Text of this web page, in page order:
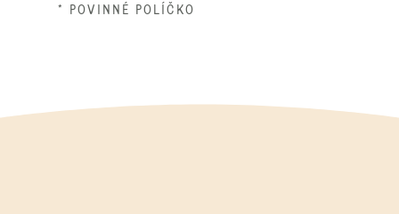
* POVINNÉ POLÍČKO